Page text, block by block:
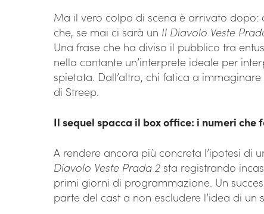
Ma il vero colpo di scena è arrivato dopo:
che, se mai ci sarà un Il Diavolo Veste
Una frase che ha diviso il pubblico tra
nella cantante un’interprete ideale per
spietata. Dall’altro, chi fatica a
di Streep.
Il sequel spacca il box office: i numeri che
A rendere ancora più concreta l’ipotesi di
Diavolo Veste Prada 2 sta registrando
primi giorni di programmazione. Un
parte del cast a non escludere l’idea di un